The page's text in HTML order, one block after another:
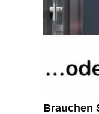
Brauchen